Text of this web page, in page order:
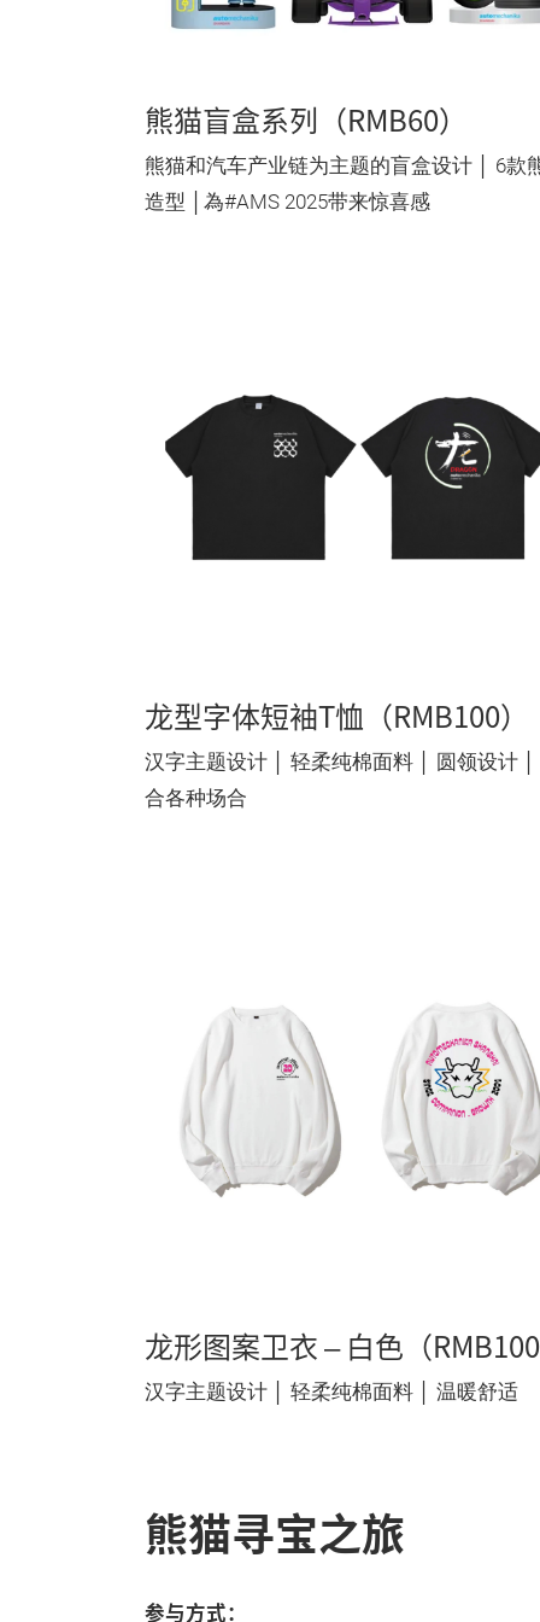
熊猫盲盒系列（RMB60）
熊猫和汽车产业链为主题的盲盒设计 │ 6款
造型 │為#AMS 2025带来惊喜感
龙型字体短袖T恤（RMB100）
汉字主题设计 │ 轻柔纯棉面料 │ 圆领设计 │
合各种场合
龙形图案卫衣 – 白色（
汉字主题设计 │ 轻柔纯棉面料 │ 温暖舒适
熊猫寻宝之旅
参与方式：